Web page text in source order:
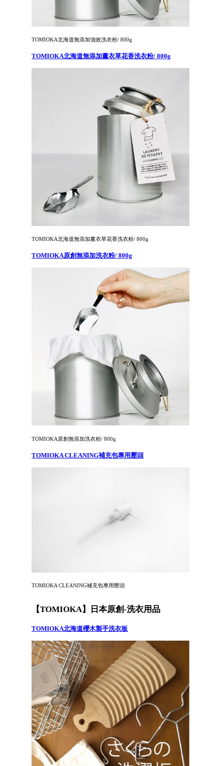
TOMIOKA北海道無添加強效洗衣粉/ 800g
TOMIOKA北海道無添加薰衣草花香洗衣粉/ 800g
TOMIOKA北海道無添加薰衣草花香洗衣粉/ 800g
TOMIOKA原創無添加洗衣粉/ 800g
TOMIOKA原創無添加洗衣粉/ 800g
TOMIOKA CLEANING補充包專用壓頭
TOMIOKA CLEANING補充包專用壓頭
【TOMIOKA】日本原創-洗衣用品
TOMIOKA北海道櫻木製手洗衣板